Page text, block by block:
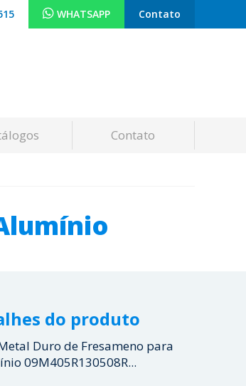
Contato
WHATSAPP
Contato
do produto
Duro de Fresameno para
09M405R130508R...